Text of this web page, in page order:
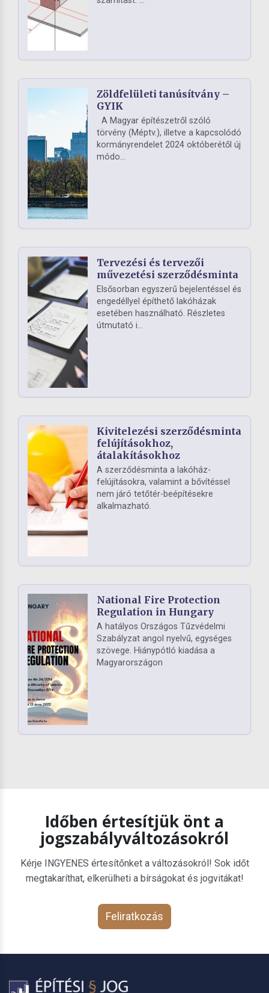
Zöldfelületi tanúsítvány –
GYIK
A Magyar építészetről szóló
törvény (Méptv.), illetve a kapcsolódó
kormányrendelet 2024 októberétől új
módo...
Tervezési és tervezői
művezetési szerződésminta
Elsősorban egyszerű bejelentéssel és
engedéllyel építhető lakóházak
esetében használható. Részletes
útmutató i...
Kivitelezési szerződésminta
felújításokhoz,
átalakításokhoz
A szerződésminta a lakóház-
felújításokra, valamint a bővítéssel
nem járó tetőtér-beépítésekre
alkalmazható.
National Fire Protection
Regulation in Hungary
A hatályos Országos Tűzvédelmi
Szabályzat angol nyelvű, egységes
szövege. Hiánypótló kiadása a
Magyarországon
Időben értesítjük önt a
jogszabályváltozásokról
Kérje INGYENES értesítőnket a változásokról! Sok időt
megtakaríthat, elkerülheti a bírságokat és jogvitákat!
Feliratkozás